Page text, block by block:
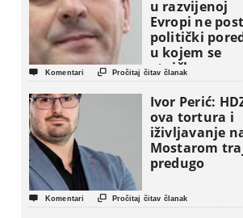
u razvijenoj
Evropi ne
politički
u kojem se
etničke grupe
pojavljuju
osnovne
političke
 Komentari  Pročitaj čitav članak
Ivor Perić:
ova tortura i
iživljavanje
Mostarom
predugo
 Komentari  Pročitaj čitav članak